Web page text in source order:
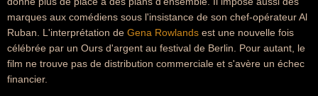
marques aux comédiens sous l'insistance de son chef-opérateur Al
Ruban. L'interprétation de Gena Rowlands est une nouvelle fois
célébrée par un Ours d'argent au festival de Berlin. Pour autant, le
film ne trouve pas de distribution commerciale et s'avère un échec
financier.